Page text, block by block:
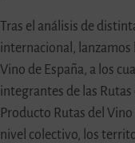
Tras el análisis de
internacional, lanzamos
Vino de España, a los
integrantes de las
Producto Rutas del
nivel colectivo, los